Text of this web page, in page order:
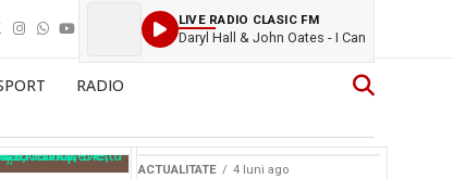
LIVE RADIO CLASIC FM
Daryl Hall & John Oates - I Can
RADIO
ACTUALITATE 4 luni ago